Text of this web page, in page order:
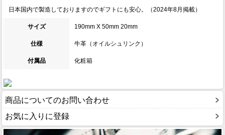
日本国内で製造しておりますのでギフトにも安心。（2024年8月掲載）
サイズ 190mm X 50mm 20mm
仕様 牛革（オイルシュリンク）
付属品 化粧箱
商品についてのお問い合わせ
お気に入りに登録